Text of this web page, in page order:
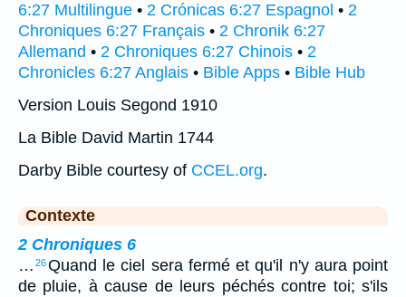
6:27 Multilingue • 2 Crónicas 6:27 Espagnol • 2
Chroniques 6:27 Français • 2 Chronik 6:27
Allemand • 2 Chroniques 6:27 Chinois • 2
Chronicles 6:27 Anglais • Bible Apps • Bible Hub
Version Louis Segond 1910
La Bible David Martin 1744
Darby Bible courtesy of CCEL.org.
Contexte
2 Chroniques 6
… 26Quand le ciel sera fermé et qu'il n'y aura point
de pluie, à cause de leurs péchés contre toi; s'ils